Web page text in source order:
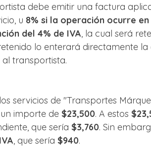
debe emitir una factura
u 8% si la operación ocurre
del 4% de IVA, la cual será
lo enterará directamente la
transportista.
servicios de "Transportes
importe de $23,500. A estos
que sería $3,760. Sin
, que sería $940.